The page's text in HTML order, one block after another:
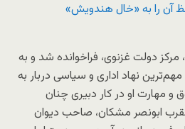
آن را به «خال هندویش»
دولت غزنوی، فراخوانده شد و به
نهاد اداری و سیاسی دربار به
مهارت او در کار دبیرى چنان
ابونصر مشکان، صاحب دیوان